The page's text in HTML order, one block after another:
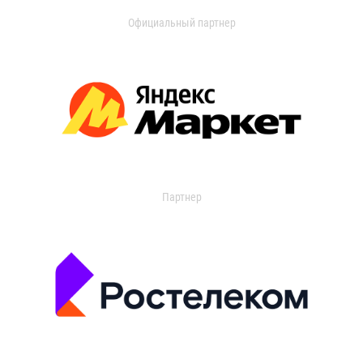
Официальный партнер
Партнер